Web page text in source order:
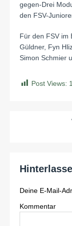
gegen-Drei
den FSV-
Für den FSV im
Güldner, Fyn
Simon Schmier
Post Views:
Deine E-Mail-
Kommentar